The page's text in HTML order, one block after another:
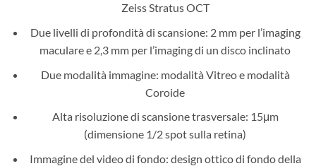
Zeiss Stratus OCT
Due livelli di profondità di scansione: 2 mm per l’imaging
maculare e 2,3 mm per l’imaging di un disco inclinato
Due modalità immagine: modalità Vitreo e modalità
Coroide
Alta risoluzione di scansione trasversale: 15μm
(dimensione 1/2 spot sulla retina)
Immagine del video di fondo: design ottico di fondo della